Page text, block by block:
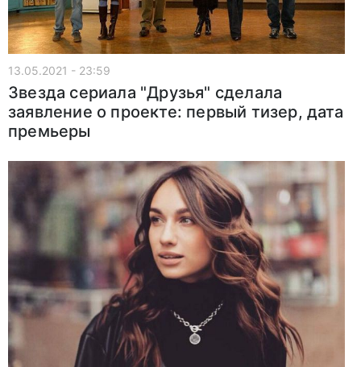
13.05.2021 - 23:59
Звезда сериала "Друзья" сделала
заявление о проекте: первый тизер, дата
премьеры